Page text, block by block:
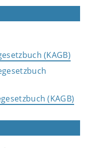
(KAGB)
(KAGB)